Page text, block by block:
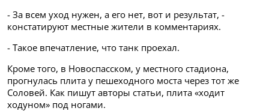
- За всем уход нужен, а его нет, вот и результат, -
констатируют местные жители в комментариях.
- Такое впечатление, что танк проехал.
Кроме того, в Новоспасском, у местного стадиона,
прогнулась плита у пешеходного моста через тот же
Соловей. Как пишут авторы статьи, плита «ходит
ходуном» под ногами.